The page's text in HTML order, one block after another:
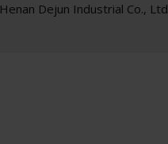
Henan Dejun Industrial Co., Ltd